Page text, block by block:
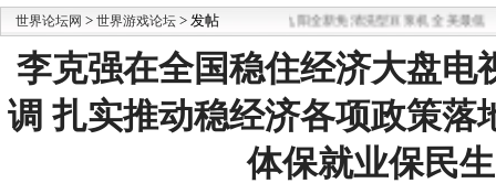
世界论坛网 > 世界游戏论坛 > 发帖 九阳全新免清洗型豆浆机 全美最低
李克强在全国稳住经济大盘电
调 扎实推动稳经济各项政策落
体保就业保民生